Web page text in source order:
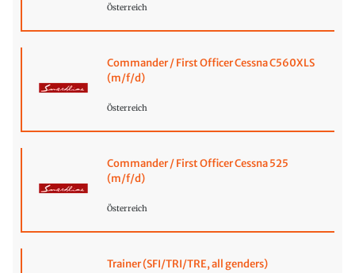
Österreich
Commander / First Officer Cessna C560XLS
(m/f/d)
Österreich
Commander / First Officer Cessna 525
(m/f/d)
Österreich
Trainer (SFI/TRI/TRE, all genders)